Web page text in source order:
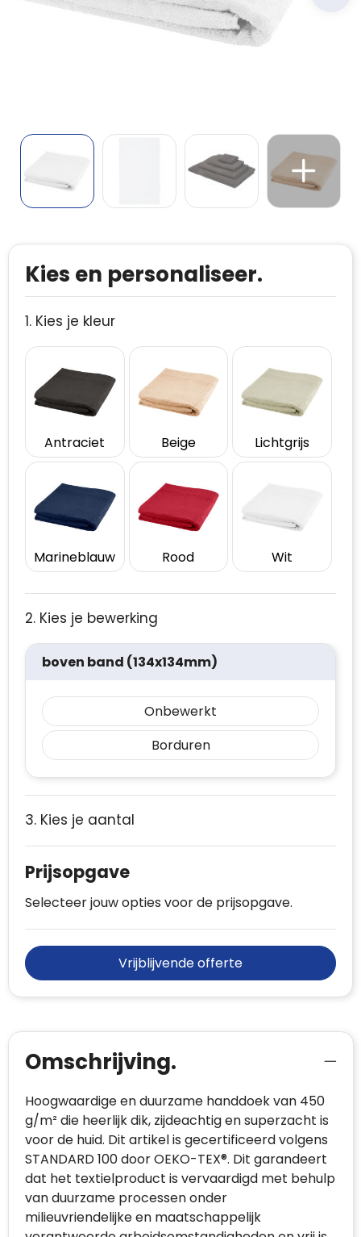
Kies en personaliseer.
1. Kies je kleur
Antraciet Beige Lichtgrijs
Marineblauw Rood Wit
2. Kies je bewerking
boven band (134x134mm)
Onbewerkt
Borduren
3. Kies je aantal
Prijsopgave
Selecteer jouw opties voor de prijsopgave.
Vrijblijvende offerte
Omschrijving.
Hoogwaardige en duurzame handdoek van 450
g/m² die heerlijk dik, zijdeachtig en superzacht is
voor de huid. Dit artikel is gecertificeerd volgens
STANDARD 100 door OEKO-TEX®. Dit garandeert
dat het textielproduct is vervaardigd met behulp
van duurzame processen onder
milieuvriendelijke en maatschappelijk